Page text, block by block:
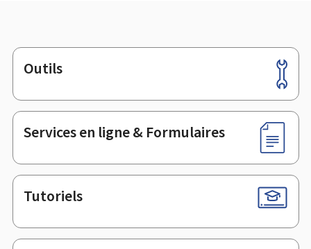
Pied
de
page
Outils
Services en ligne & Formulaires
Tutoriels